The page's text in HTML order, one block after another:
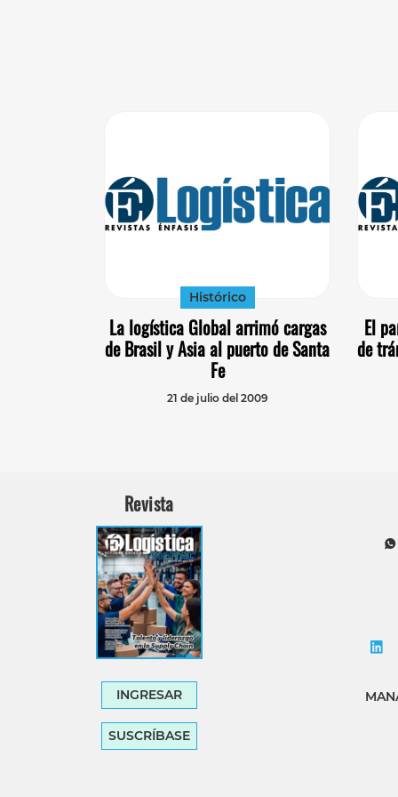
Histórico
La logística Global arrimó cargas
de Brasil y Asia al puerto de Santa
Fe
21 de julio del 2009
El
de
Revista
INGRESAR
SUSCRÍBASE